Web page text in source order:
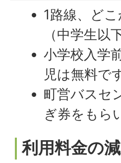
1路線、ど
（中学生以
小学校入学
児は無料で
町営バスセ
ぎ券をもら
利用料金の